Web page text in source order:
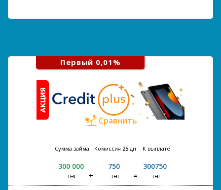
Первый 0,01%
Сравнить
Сумма займа
300 000
тнг
Комиссия 25 дн
750
тнг
К выплате
300750
тнг